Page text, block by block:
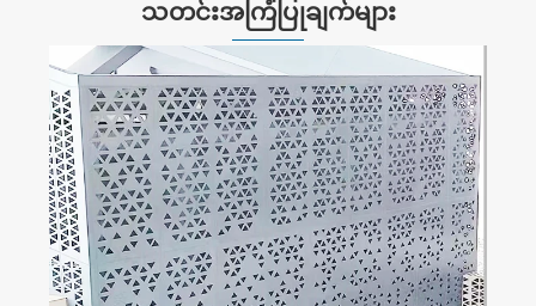
သတင်းအကြံပြုချက်များ